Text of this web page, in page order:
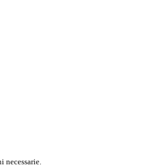
necessarie.